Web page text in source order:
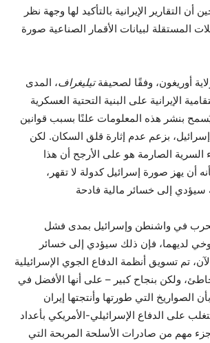
أن التقارير الإيرانية بالتأكيد لها وجهة نظر
المستقلة لبيانات الأقمار الصناعية صورة
أوريغون، وفقًا لصحيفةتيليغراف، المدى
الإيرانية على البنية التحتية العسكرية
يُسمح بنشر هذه المعلومات علنًا بسبب قوانين
بزعم عدم إثارة قلق السكان. لكن
السرية الصارمة هو على الأرجح أن هذا
أن يهز صورة إسرائيل كدولة لا تقهر،
في واشنطن وإسرائيل بمدى فشل
لديهما، فإن ذلك سيؤدي إلى خسائر
تم تسويق أنظمة الدفاع الجوي الإسرائيلية
ولكن بنجاح كبير – على أنها الأفضل في
الصواريخ التي طورتها وأنتجتها إيران
على الدفاع الإسرائيلي-الأمريكي بأعداد
جزء مهم من صادرات الأسلحة المربحة التي